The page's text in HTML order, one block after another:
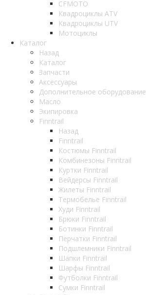
CFMOTO
Квадроциклы ATV
Квадроциклы UTV
Мотоциклы
Каталог
Назад
Каталог
Запчасти
Аксессуары
Дополнительное оборудование
Масло
Экипировка
Finntrail
Назад
Finntrail
Костюмы Finntrail
Комбинезоны Finntrail
Куртки Finntrail
Вейдерсы Finntrail
Жилеты Finntrail
Термобелье Finntrail
Худи Finntrail
Брюки Finntrail
Ботинки Finntrail
Перчатки Finntrail
Подшлемники Finntrail
Шапки Finntrail
Шарфы Finntrail
Футболки Finntrail
Сумки Finntrail